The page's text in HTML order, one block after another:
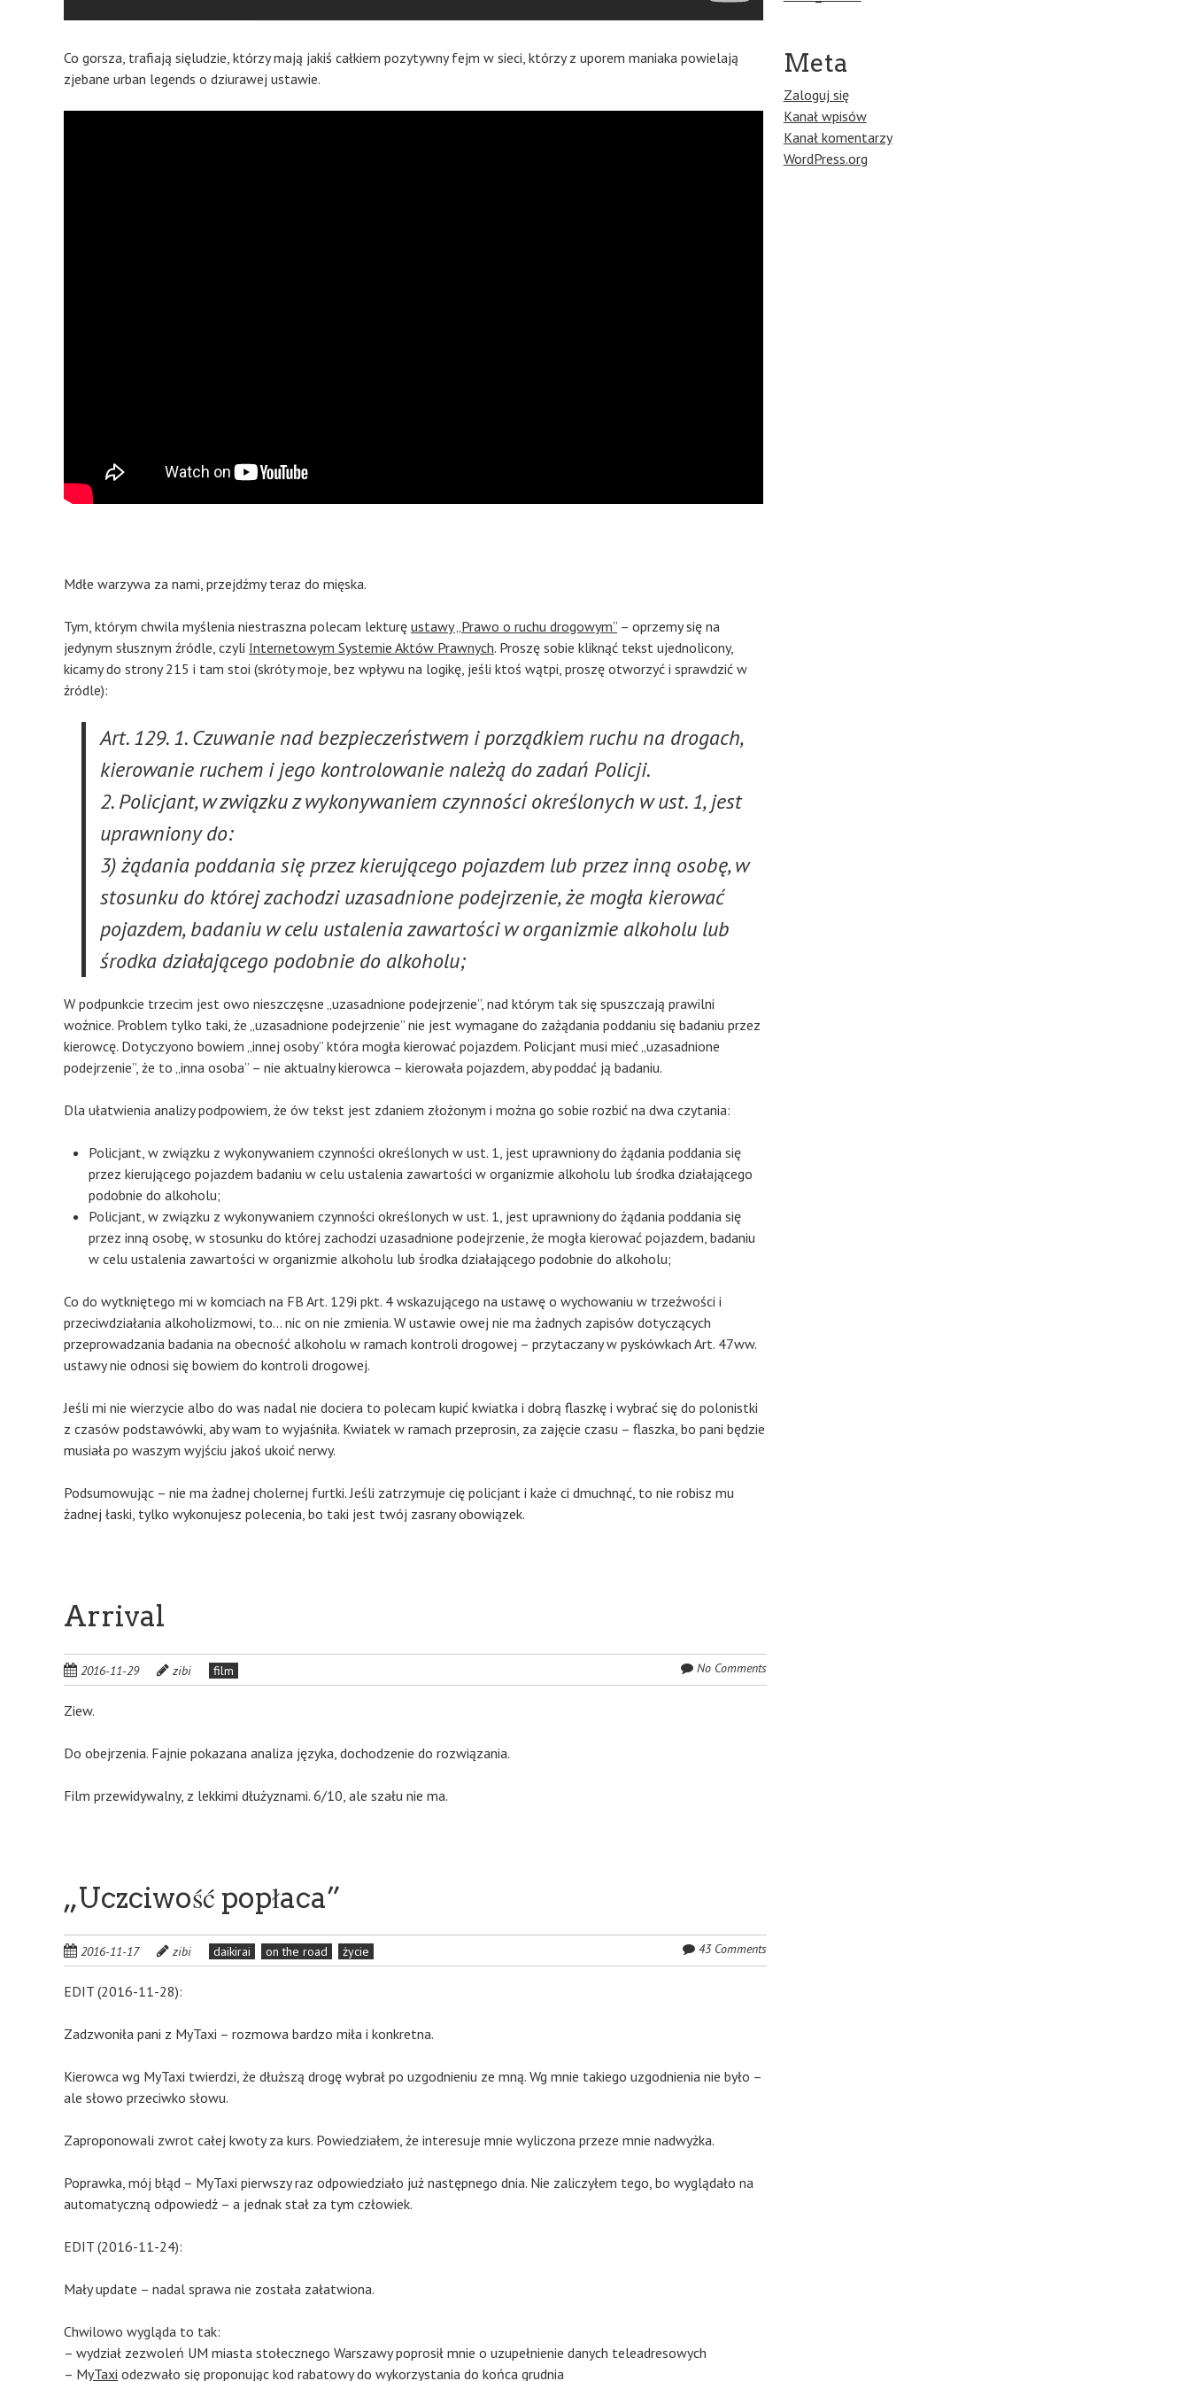
Co gorsza, trafiają sięludzie, którzy mają jakiś całkiem pozytywny fejm w sieci, którzy z uporem maniaka powielają
zjebane urban legends o dziurawej ustawie.
Mdłe warzywa za nami, przejdźmy teraz do mięska.
Tym, którym chwila myślenia niestraszna polecam lekturę ustawy „Prawo o ruchu drogowym” – oprzemy się na
jedynym słusznym źródle, czyli Internetowym Systemie Aktów Prawnych. Proszę sobie kliknąć tekst ujednolicony,
kicamy do strony 215 i tam stoi (skróty moje, bez wpływu na logikę, jeśli ktoś wątpi, proszę otworzyć i sprawdzić w
źródle):
Art. 129. 1. Czuwanie nad bezpieczeństwem i porządkiem ruchu na drogach,
kierowanie ruchem i jego kontrolowanie należą do zadań Policji.
2. Policjant, w związku z wykonywaniem czynności określonych w ust. 1, jest
uprawniony do:
3) żądania poddania się przez kierującego pojazdem lub przez inną osobę, w
stosunku do której zachodzi uzasadnione podejrzenie, że mogła kierować
pojazdem, badaniu w celu ustalenia zawartości w organizmie alkoholu lub
środka działającego podobnie do alkoholu;
W podpunkcie trzecim jest owo nieszczęsne „uzasadnione podejrzenie”, nad którym tak się spuszczają prawilni
woźnice. Problem tylko taki, że „uzasadnione podejrzenie” nie jest wymagane do zażądania poddaniu się badaniu przez
kierowcę. Dotyczyono bowiem „innej osoby” która mogła kierować pojazdem. Policjant musi mieć „uzasadnione
podejrzenie”, że to „inna osoba” – nie aktualny kierowca – kierowała pojazdem, aby poddać ją badaniu.
Dla ułatwienia analizy podpowiem, że ów tekst jest zdaniem złożonym i można go sobie rozbić na dwa czytania:
Policjant, w związku z wykonywaniem czynności określonych w ust. 1, jest uprawniony do żądania poddania się
przez kierującego pojazdem badaniu w celu ustalenia zawartości w organizmie alkoholu lub środka działającego
podobnie do alkoholu;
Policjant, w związku z wykonywaniem czynności określonych w ust. 1, jest uprawniony do żądania poddania się
przez inną osobę, w stosunku do której zachodzi uzasadnione podejrzenie, że mogła kierować pojazdem, badaniu
w celu ustalenia zawartości w organizmie alkoholu lub środka działającego podobnie do alkoholu;
Co do wytkniętego mi w komciach na FB Art. 129i pkt. 4 wskazującego na ustawę o wychowaniu w trzeźwości i
przeciwdziałania alkoholizmowi, to… nic on nie zmienia. W ustawie owej nie ma żadnych zapisów dotyczących
przeprowadzania badania na obecność alkoholu w ramach kontroli drogowej – przytaczany w pyskówkach Art. 47ww.
ustawy nie odnosi się bowiem do kontroli drogowej.
Jeśli mi nie wierzycie albo do was nadal nie dociera to polecam kupić kwiatka i dobrą flaszkę i wybrać się do polonistki
z czasów podstawówki, aby wam to wyjaśniła. Kwiatek w ramach przeprosin, za zajęcie czasu – flaszka, bo pani będzie
musiała po waszym wyjściu jakoś ukoić nerwy.
Podsumowując – nie ma żadnej cholernej furtki. Jeśli zatrzymuje cię policjant i każe ci dmuchnąć, to nie robisz mu
żadnej łaski, tylko wykonujesz polecenia, bo taki jest twój zasrany obowiązek.
Arrival
2016-11-29 zibi film No Comments
Ziew.
Do obejrzenia. Fajnie pokazana analiza języka, dochodzenie do rozwiązania.
Film przewidywalny, z lekkimi dłużyznami. 6/10, ale szału nie ma.
„Uczciwość popłaca”
2016-11-17 zibi daikirai on the road życie 43 Comments
EDIT (2016-11-28):
Zadzwoniła pani z MyTaxi – rozmowa bardzo miła i konkretna.
Kierowca wg MyTaxi twierdzi, że dłuższą drogę wybrał po uzgodnieniu ze mną. Wg mnie takiego uzgodnienia nie było –
ale słowo przeciwko słowu.
Zaproponowali zwrot całej kwoty za kurs. Powiedziałem, że interesuje mnie wyliczona przeze mnie nadwyżka.
Poprawka, mój błąd – MyTaxi pierwszy raz odpowiedziało już następnego dnia. Nie zaliczyłem tego, bo wyglądało na
automatyczną odpowiedź – a jednak stał za tym człowiek.
EDIT (2016-11-24):
Mały update – nadal sprawa nie została załatwiona.
Chwilowo wygląda to tak:
– wydział zezwoleń UM miasta stołecznego Warszawy poprosił mnie o uzupełnienie danych teleadresowych
– MyTaxi odezwało się proponując kod rabatowy do wykorzystania do końca grudnia
Meta
Zaloguj się
Kanał wpisów
Kanał komentarzy
WordPress.org